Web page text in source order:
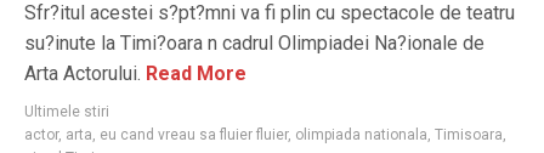
Sfr?itul acestei s?pt?mni va fi plin cu spectacole de teatru
su?inute la Timi?oara n cadrul Olimpiadei Na?ionale de
Arta Actorului. Read More
Ultimele stiri
actor, arta, eu cand vreau sa fluier fluier, olimpiada nationala, Timisoara,